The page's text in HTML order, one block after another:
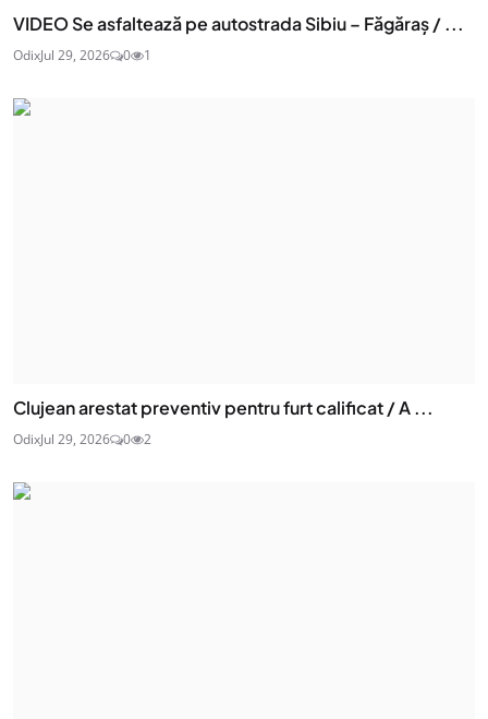
VIDEO Se asfaltează pe autostrada Sibiu – Făgăraș / ...
OdixJul 29, 2026 0 1
Clujean arestat preventiv pentru furt calificat / A ...
OdixJul 29, 2026 0 2